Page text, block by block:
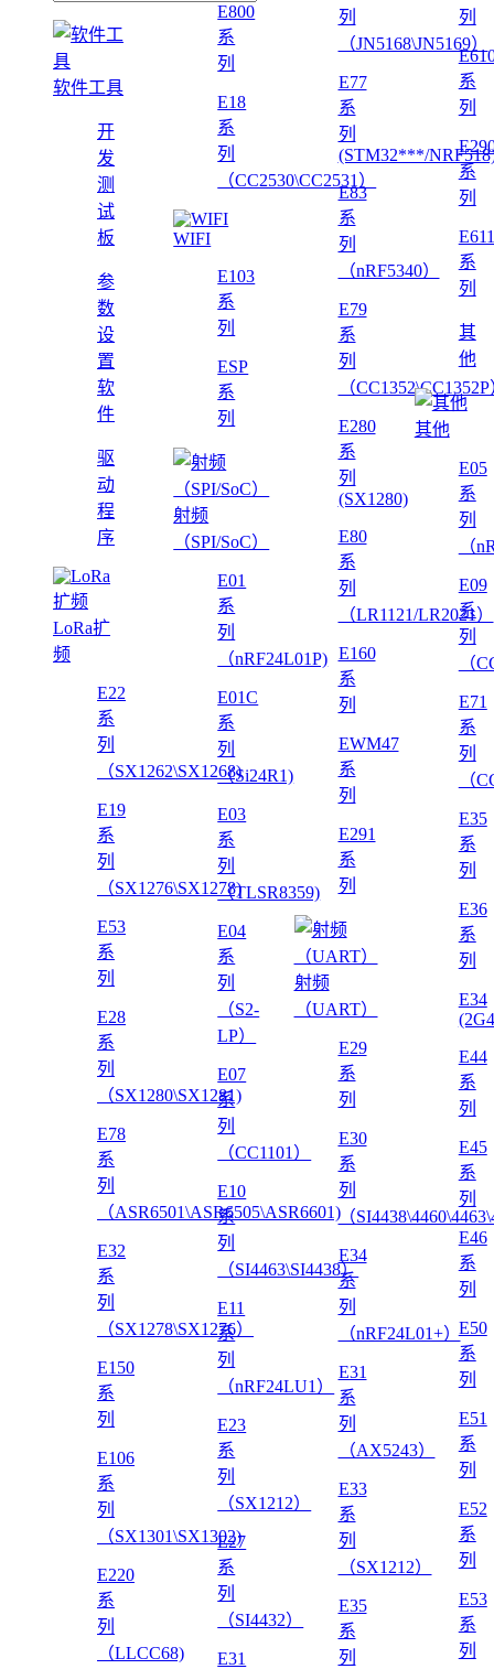
软件工具
开
发
测
试
板
参
数
设
置
软
件
驱
动
程
序
LoRa扩
频
E22
系
列
（SX1262\SX1268)
E19
系
列
（SX1276\SX1278)
E53
系
列
E28
系
列
（SX1280\SX1281)
E78
系
列
（ASR6501\ASR6505\ASR6601)
E32
系
列
（SX1278\SX1276）
E150
系
列
E106
系
列
（SX1301\SX1302)
E220
系
列
（LLCC68)
E800
系
列
E18
系
列
（CC2530\CC2531）
WIFI
E103
系
列
ESP
系
列
射频
（SPI/SoC）
E01
系
列
（nRF24L01P)
E01C
系
列
（Si24R1)
E03
系
列
（TLSR8359)
E04
系
列
（S2-
LP）
E07
系
列
（CC1101）
E10
系
列
（SI4463\SI4438）
E11
系
列
（nRF24LU1）
E23
系
列
（SX1212）
E27
系
列
（SI4432）
E31
列
（JN5168\JN5169）
E77
系
列
(STM32***/
E83
系
列
（nRF5340）
E79
系
列
（
E280
系
列
(SX1280)
E80
系
列
（LR1121/LR2021）
E160
系
列
EWM47
系
列
E291
系
列
射频
（UART）
E29
系
列
E30
系
列
（
E34
系
列
（nRF24L01+）
E31
系
列
（AX5243）
E33
系
列
（SX1212）
E35
系
列
列
系
列
系
列
E611
系
列
其
他
其他
E05
系
列
（
E09
系
列
（
E71
系
列
（
E35
系
列
E36
系
列
E34
E44
系
列
E45
系
列
E46
系
列
E50
系
列
E51
系
列
E52
系
列
E53
系
列